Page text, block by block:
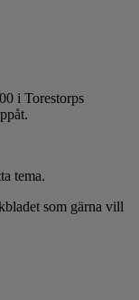
i Torestorps
tema.
som gärna vill